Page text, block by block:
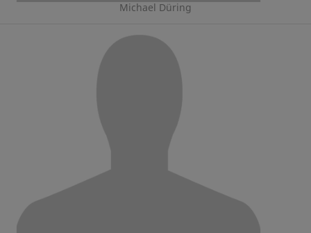
Michael Düring